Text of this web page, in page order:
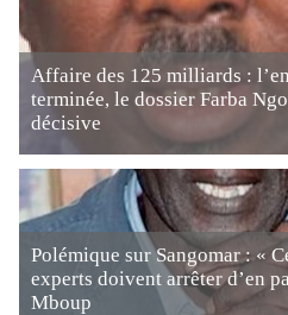
Affaire des 125 milliards :
terminée, le dossier Farba
décisive
Polémique sur Sangomar : «
experts doivent arrêter d’en
Mboup